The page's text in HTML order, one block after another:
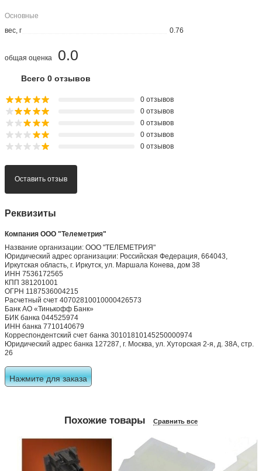
Основные
вес, г
0.76
0.0
общая оценка
Всего 0 отзывов
0 отзывов
0 отзывов
0 отзывов
0 отзывов
0 отзывов
Оставить отзыв
Реквизиты
Компания ООО "Телеметрия"
Название организации: ООО "ТЕЛЕМЕТРИЯ"
Юридический адрес организации: Российская Федерация, 664043,
Иркутская область, г. Иркутск, ул. Маршала Конева, дом 38
ИНН 7536172565
КПП 381201001
ОГРН 1187536004215
Расчетный счет 40702810010000426573
Банк АО «Тинькофф Банк»
БИК банка 044525974
ИНН банка 7710140679
Корреспондентский счет банка 30101810145250000974
Юридический адрес банка 127287, г. Москва, ул. Хуторская 2-я, д. 38А, стр.
26
Нажмите для заказа
Похожие товары Сравнить все